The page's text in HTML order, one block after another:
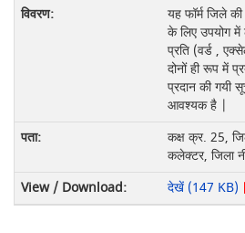
यह फॉर्म जिले
के लिए उपयोग
प्रति (वर्ड ,
दोनों ही रूप में
प्रदान की गयी
आवश्यक है |
कक्ष क्र. 25,
कलेक्टर, जिला
देखें (147 KB)